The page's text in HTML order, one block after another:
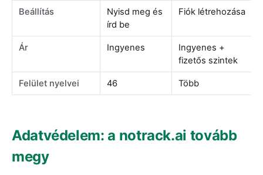
Beállítás
Nyisd meg és
írd be
Fiók létrehozása
Ár Ingyenes
Ingyenes +
fizetős szintek
Felület nyelvei 46 Több
Adatvédelem: a notrack.ai tovább
megy